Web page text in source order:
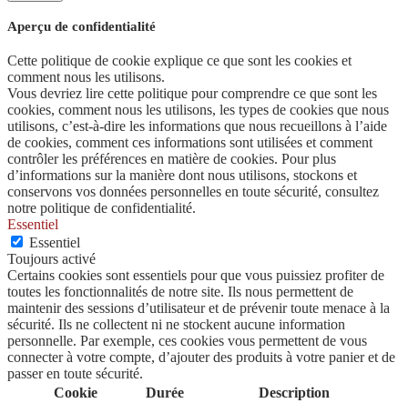
Aperçu de confidentialité
Cette politique de cookie explique ce que sont les cookies et
comment nous les utilisons.
Vous devriez lire cette politique pour comprendre ce que sont les
cookies, comment nous les utilisons, les types de cookies que nous
utilisons, c’est-à-dire les informations que nous recueillons à l’aide
de cookies, comment ces informations sont utilisées et comment
contrôler les préférences en matière de cookies. Pour plus
d’informations sur la manière dont nous utilisons, stockons et
conservons vos données personnelles en toute sécurité, consultez
notre politique de confidentialité.
Essentiel
Essentiel
Toujours activé
Certains cookies sont essentiels pour que vous puissiez profiter de
toutes les fonctionnalités de notre site. Ils nous permettent de
maintenir des sessions d’utilisateur et de prévenir toute menace à la
sécurité. Ils ne collectent ni ne stockent aucune information
personnelle. Par exemple, ces cookies vous permettent de vous
connecter à votre compte, d’ajouter des produits à votre panier et de
passer en toute sécurité.
Cookie
Durée Description